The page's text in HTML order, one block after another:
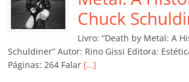
o
k
p a
ss
ro
k
Chuck
Livro: “Death by Metal: A
Schuldiner” Autor: Rino Gissi Editora:
Páginas: 264 Falar […]